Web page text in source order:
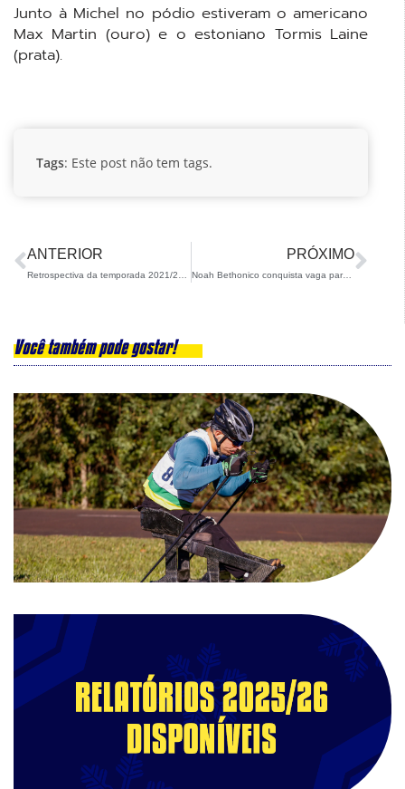
Junto à Michel no pódio estiveram o americano
Max Martin (ouro) e o estoniano Tormis Laine
(prata).
Tags: Este post não tem tags.
ANTERIOR PRÓXIMO
Noah Bethonico conquista vaga para o Brasil nos Jogos Olímpicos da Juventude
Você também pode gostar!